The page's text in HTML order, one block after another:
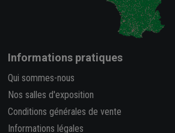
Informations pratiques
Qui sommes-nous
Nos salles d'exposition
Conditions générales de vente
Informations légales